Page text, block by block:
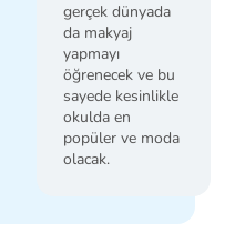
gerçek dünyada
da makyaj
yapmayı
öğrenecek ve bu
sayede kesinlikle
okulda en
popüler ve moda
olacak.